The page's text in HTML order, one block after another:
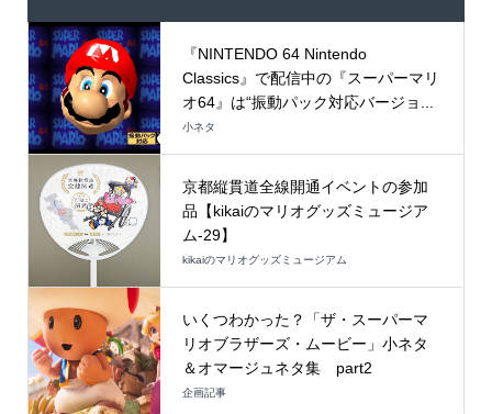
『NINTENDO 64 Nintendo
Classics』で配信中の『スーパーマリ
オ64』は“振動パック対応バージョ...
小ネタ
京都縦貫道全線開通イベントの参加
品【kikaiのマリオグッズミュージア
ム-29】
kikaiのマリオグッズミュージアム
いくつわかった？「ザ・スーパーマ
リオブラザーズ・ムービー」小ネタ
＆オマージュネタ集 part2
企画記事